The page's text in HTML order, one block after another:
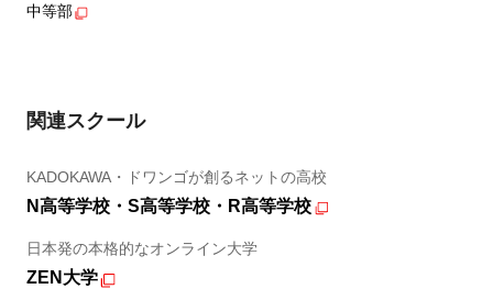
中等部
関連スクール
KADOKAWA・ドワンゴが創るネットの高校
N高等学校・S高等学校・R高等学校
日本発の本格的なオンライン大学
ZEN大学